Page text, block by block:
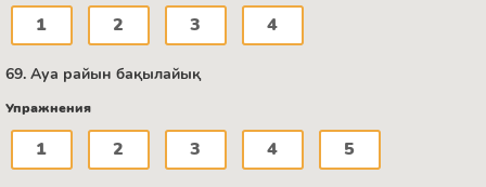
1 2 3 4
69. Ауа райын бақылайық
Упражнения
1 2 3 4 5